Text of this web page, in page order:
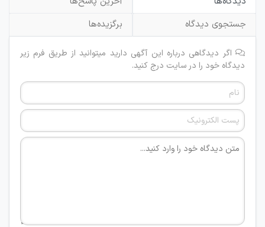
جستجوی دیدگاه
برگزیده‌ها
اگر دیدگاهی درباره این آگهی دارید میتوانید از طریق فرم زیر
دیدگاه خود را در سایت درج کنید.